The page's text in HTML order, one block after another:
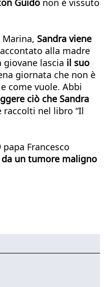
Guido non è vissuto
Sandra viene
alla madre
lascia il suo
giornata che non è
come vuole. Abbi
ciò che Sandra
nel libro “Il
Francesco
un tumore maligno